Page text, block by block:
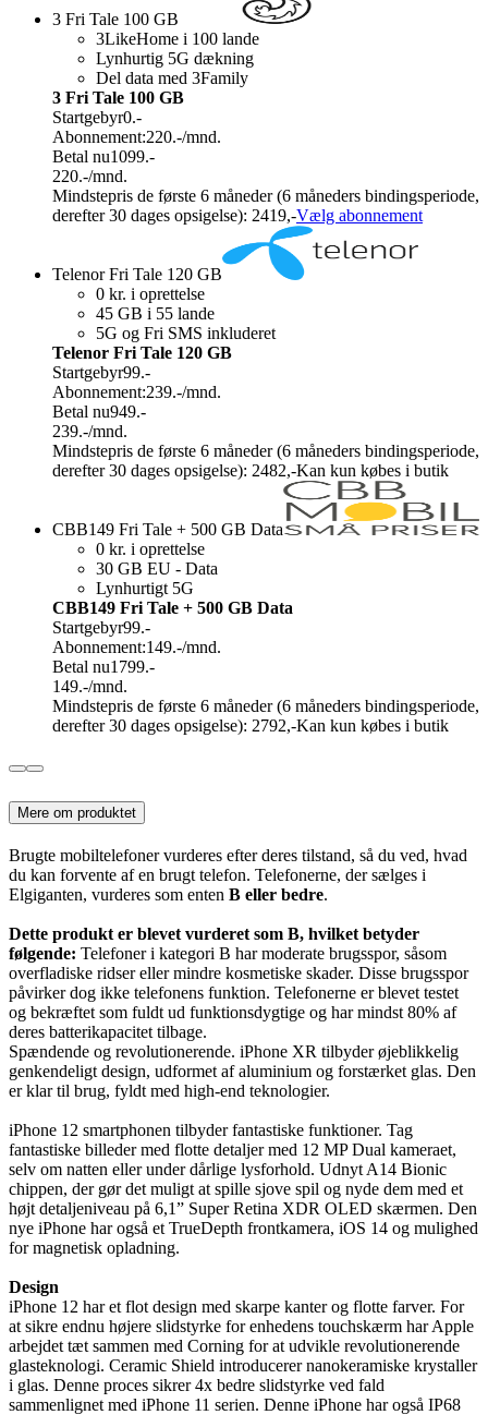
3 Fri Tale 100 GB
3LikeHome i 100 lande
Lynhurtig 5G dækning
Del data med 3Family
3 Fri Tale 100 GB
Startgebyr0.-
Abonnement:220.-/mnd.
Betal nu1099.-
220.-/mnd.
Mindstepris de første 6 måneder (6 måneders bindingsperiode,
derefter 30 dages opsigelse): 2419,-Vælg abonnement
Telenor Fri Tale 120 GB
0 kr. i oprettelse
45 GB i 55 lande
5G og Fri SMS inkluderet
Telenor Fri Tale 120 GB
Startgebyr99.-
Abonnement:239.-/mnd.
Betal nu949.-
239.-/mnd.
Mindstepris de første 6 måneder (6 måneders bindingsperiode,
derefter 30 dages opsigelse): 2482,-Kan kun købes i butik
CBB149 Fri Tale + 500 GB Data
0 kr. i oprettelse
30 GB EU - Data
Lynhurtigt 5G
CBB149 Fri Tale + 500 GB Data
Startgebyr99.-
Abonnement:149.-/mnd.
Betal nu1799.-
149.-/mnd.
Mindstepris de første 6 måneder (6 måneders bindingsperiode,
derefter 30 dages opsigelse): 2792,-Kan kun købes i butik
Mere om produktet
Brugte mobiltelefoner vurderes efter deres tilstand, så du ved, hvad
du kan forvente af en brugt telefon. Telefonerne, der sælges i
Elgiganten, vurderes som enten B eller bedre.
Dette produkt er blevet vurderet som B, hvilket betyder
følgende: Telefoner i kategori B har moderate brugsspor, såsom
overfladiske ridser eller mindre kosmetiske skader. Disse brugsspor
påvirker dog ikke telefonens funktion. Telefonerne er blevet testet
og bekræftet som fuldt ud funktionsdygtige og har mindst 80% af
deres batterikapacitet tilbage.
Spændende og revolutionerende. iPhone XR tilbyder øjeblikkelig
genkendeligt design, udformet af aluminium og forstærket glas. Den
er klar til brug, fyldt med high-end teknologier.
iPhone 12 smartphonen tilbyder fantastiske funktioner. Tag
fantastiske billeder med flotte detaljer med 12 MP Dual kameraet,
selv om natten eller under dårlige lysforhold. Udnyt A14 Bionic
chippen, der gør det muligt at spille sjove spil og nyde dem med et
højt detaljeniveau på 6,1” Super Retina XDR OLED skærmen. Den
nye iPhone har også et TrueDepth frontkamera, iOS 14 og mulighed
for magnetisk opladning.
Design
iPhone 12 har et flot design med skarpe kanter og flotte farver. For
at sikre endnu højere slidstyrke for enhedens touchskærm har Apple
arbejdet tæt sammen med Corning for at udvikle revolutionerende
glasteknologi. Ceramic Shield introducerer nanokeramiske krystaller
i glas. Denne proces sikrer 4x bedre slidstyrke ved fald
sammenlignet med iPhone 11 serien. Denne iPhone har også IP68